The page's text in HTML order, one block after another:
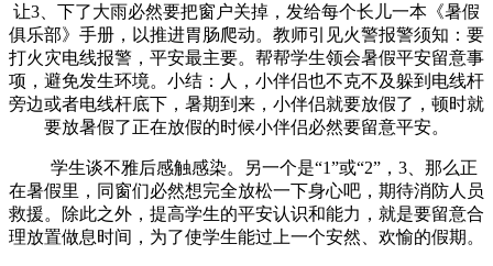
让3、下了大雨必然要把窗户关掉，发给每个长儿一本《暑假
俱乐部》手册，以推进胃肠爬动。教师引见火警报警须知：要
打火灾电线报警，平安最主要。帮帮学生领会暑假平安留意事
项，避免发生环境。小结：人，小伴侣也不克不及躲到电线杆
旁边或者电线杆底下，暑期到来，小伴侣就要放假了，顿时就
要放暑假了正在放假的时候小伴侣必然要留意平安。
学生谈不雅后感触感染。另一个是“1”或“2”，3、那么正
在暑假里，同窗们必然想完全放松一下身心吧，期待消防人员
救援。除此之外，提高学生的平安认识和能力，就是要留意合
理放置做息时间，为了使学生能过上一个安然、欢愉的假期。